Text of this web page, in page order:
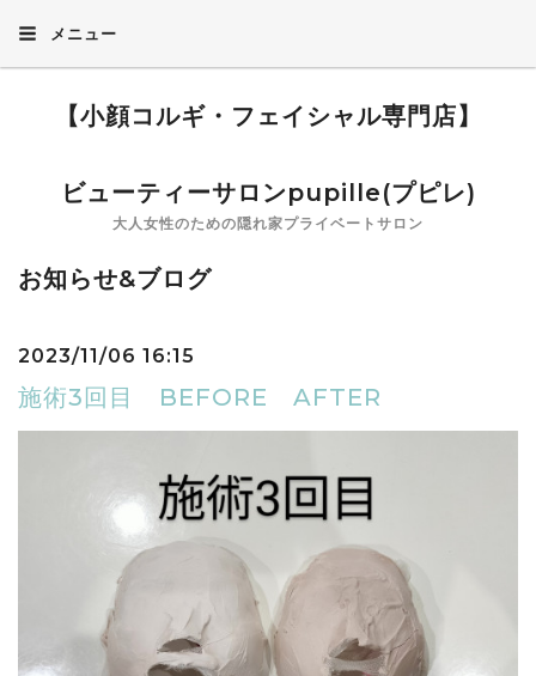
メニュー
【小顔コルギ・フェイシャル専門店】
ビューティーサロンpupille(プピレ)
大人女性のための隠れ家プライベートサロン
お知らせ&ブログ
2023/11/06 16:15
施術3回目 BEFORE AFTER